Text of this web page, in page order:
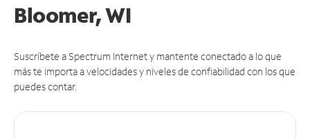
Bloomer, WI
Suscríbete a Spectrum Internet y mantente conectado a lo que
más te importa a velocidades y niveles de confiabilidad con los que
puedes contar.